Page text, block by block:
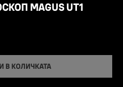
MAGUS UT1
В КОЛИЧКАТА